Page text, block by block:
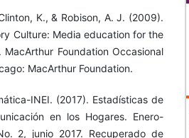
K., & Robison, A. J. (2009).
Culture: Media education for the
Foundation Occasional
MacArthur Foundation.
INEI. (2017). Estadísticas de
en los Hogares. Enero-
2, junio 2017. Recuperado de